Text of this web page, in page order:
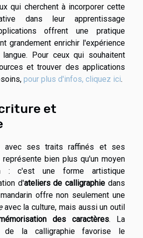
qui cherchent à incorporer cette
dans leur apprentissage
offrent une pratique
grandement enrichir l'expérience
Pour ceux qui souhaitent
et trouver des applications
pour plus d'infos, cliquez ici.
et
avec ses traits raffinés et ses
bien plus qu'un moyen
: c'est une forme artistique
d'ateliers de calligraphie dans
offre non seulement une
avec la culture, mais aussi un outil
des caractères. La
de la calligraphie favorise le